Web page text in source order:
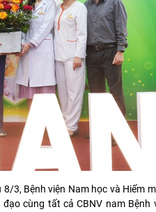
3, Bệnh viện Nam học và Hiếm
cùng tất cả CBNV nam